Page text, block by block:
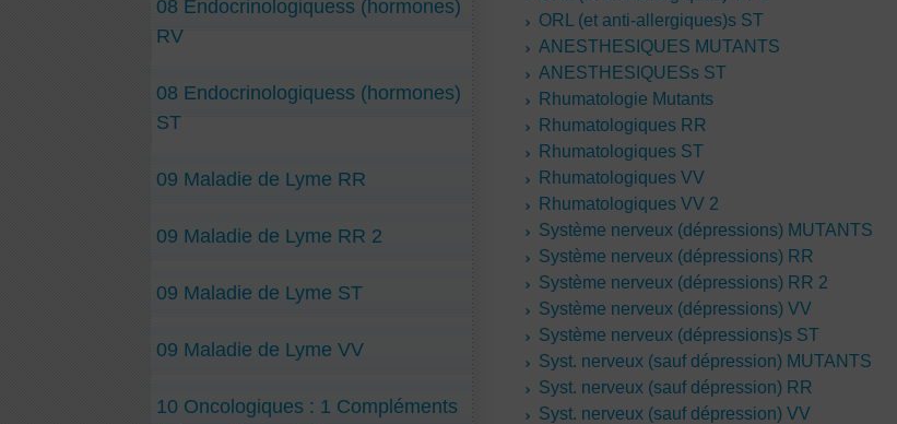
ORL (et anti-allergiques)s ST
ANESTHESIQUES MUTANTS
ANESTHESIQUESs ST
Rhumatologie Mutants
Rhumatologiques RR
Rhumatologiques ST
Rhumatologiques VV
Rhumatologiques VV 2
Système nerveux (dépressions) MUTANTS
Système nerveux (dépressions) RR
Système nerveux (dépressions) RR 2
Système nerveux (dépressions) VV
Système nerveux (dépressions)s ST
Syst. nerveux (sauf dépression) MUTANTS
Syst. nerveux (sauf dépression) RR
Syst. nerveux (sauf dépression) VV
08 Endocrinologiquess (hormones)
RV
08 Endocrinologiquess (hormones)
ST
09 Maladie de Lyme RR
09 Maladie de Lyme RR 2
09 Maladie de Lyme ST
09 Maladie de Lyme VV
10 Oncologiques : 1 Compléments